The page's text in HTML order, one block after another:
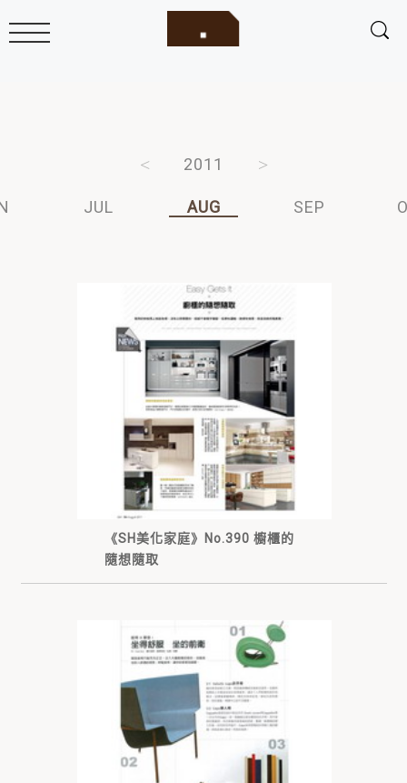
2011
JUL AUG SEP
《SH美化家庭》No.390 櫥櫃的
隨想隨取